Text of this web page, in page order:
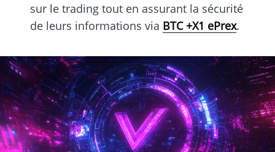
sur le trading tout en assurant la sécurité
de leurs informations via BTC +X1 ePrex.